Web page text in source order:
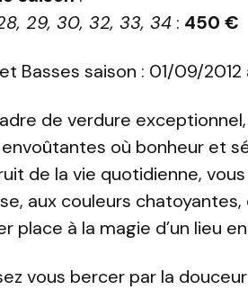
29, 30, 32, 33, 34 : 450 €
Basses saison : 01/09/2012
de verdure
où bonheur et
de la vie quotidienne,
aux couleurs
place à la magie d’un lieu
vous bercer par la